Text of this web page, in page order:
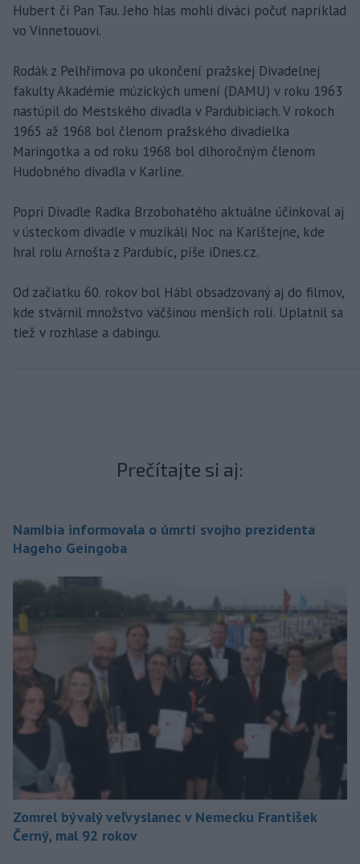
Hubert či Pan Tau. Jeho hlas mohli diváci počuť napríklad
vo Vinnetouovi.
Rodák z Pelhřimova po ukončení pražskej Divadelnej
fakulty Akadémie múzických umení (DAMU) v roku 1963
nastúpil do Mestského divadla v Pardubiciach. V rokoch
1965 až 1968 bol členom pražského divadielka
Maringotka a od roku 1968 bol dlhoročným členom
Hudobného divadla v Karlíne.
Popri Divadle Radka Brzobohatého aktuálne účinkoval aj
v ústeckom divadle v muzikáli Noc na Karlštejne, kde
hral rolu Arnošta z Pardubíc, píše iDnes.cz.
Od začiatku 60. rokov bol Hábl obsadzovaný aj do filmov,
kde stvárnil množstvo väčšinou menších rolí. Uplatnil sa
tiež v rozhlase a dabingu.
Prečítajte si aj:
Namíbia informovala o úmrtí svojho prezidenta
Hageho Geingoba
Zomrel bývalý veľvyslanec v Nemecku František
Černý, mal 92 rokov